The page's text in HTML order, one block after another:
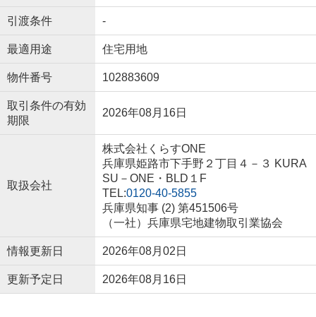
引渡条件 -
最適用途 住宅用地
物件番号 102883609
取引条件の有効
期限
2026年08月16日
取扱会社
株式会社くらすONE
兵庫県姫路市下手野２丁目４－３ KURA
SU－ONE・BLD１F
TEL:0120-40-5855
兵庫県知事 (2) 第451506号
（一社）兵庫県宅地建物取引業協会
情報更新日 2026年08月02日
更新予定日 2026年08月16日